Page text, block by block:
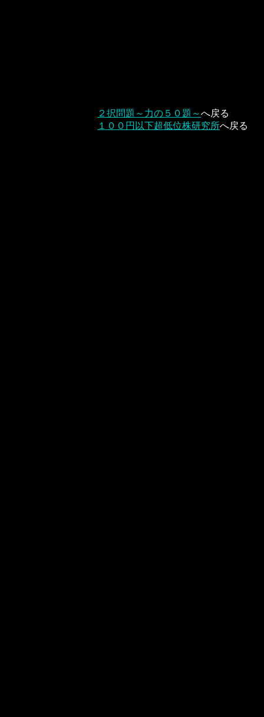
２択問題～力の５０題～へ戻る
１００円以下超低位株研究所へ戻る